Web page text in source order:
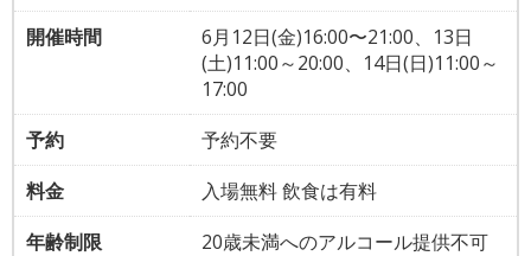
開催時間
6月12日(金)16:00〜21:00、13日
(土)11:00～20:00、14日(日)11:00～
17:00
予約
予約不要
料金
入場無料 飲食は有料
年齢制限
20歳未満へのアルコール提供不可